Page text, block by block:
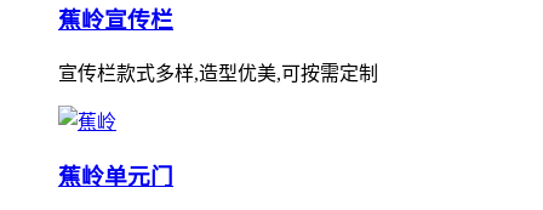
蕉岭宣传栏
宣传栏款式多样,造型优美,可按需定制
蕉岭单元门